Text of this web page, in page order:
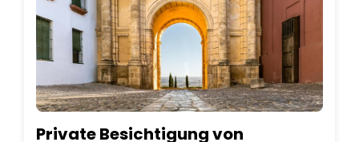
Private Besichtigung von